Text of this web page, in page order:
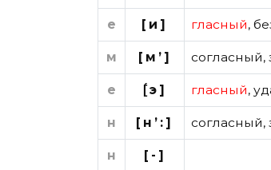
е [и] гласный,
м [м’] согласный,
е [́э] гласный,
н [н’:] согласный,
н [-]